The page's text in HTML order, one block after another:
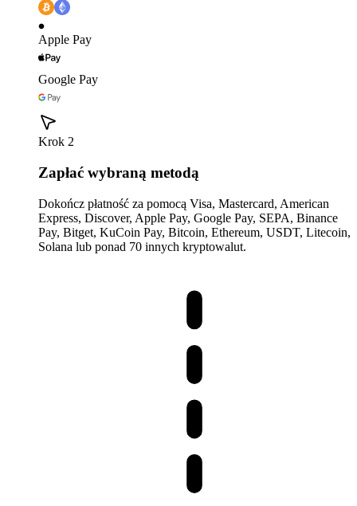
Apple Pay
Google Pay
Krok 2
Zapłać wybraną metodą
Dokończ płatność za pomocą Visa, Mastercard, American
Express, Discover, Apple Pay, Google Pay, SEPA, Binance
Pay, Bitget, KuCoin Pay, Bitcoin, Ethereum, USDT, Litecoin,
Solana lub ponad 70 innych kryptowalut.